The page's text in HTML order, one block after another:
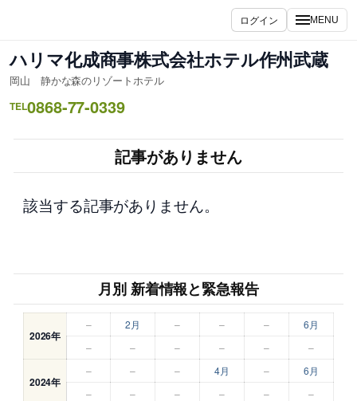
ス
キ
ッ
ログイン MENU
ハリマ化成商事株式会社ホテル作州武蔵
岡山 静かな森のリゾートホテル
TEL0868-77-0339
記事がありません
該当する記事がありません。
月別 新着情報と緊急報告
2026年
– 2月 – – –
6月
–
– – – – –
2024年
– – – 4月 –
6月
–
– – – – –